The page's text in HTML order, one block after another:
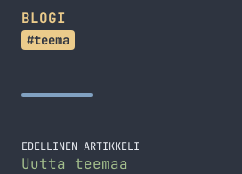
BLOGI
#teema
EDELLINEN ARTIKKELI
Uutta teemaa